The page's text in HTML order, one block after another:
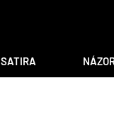
SATIRA